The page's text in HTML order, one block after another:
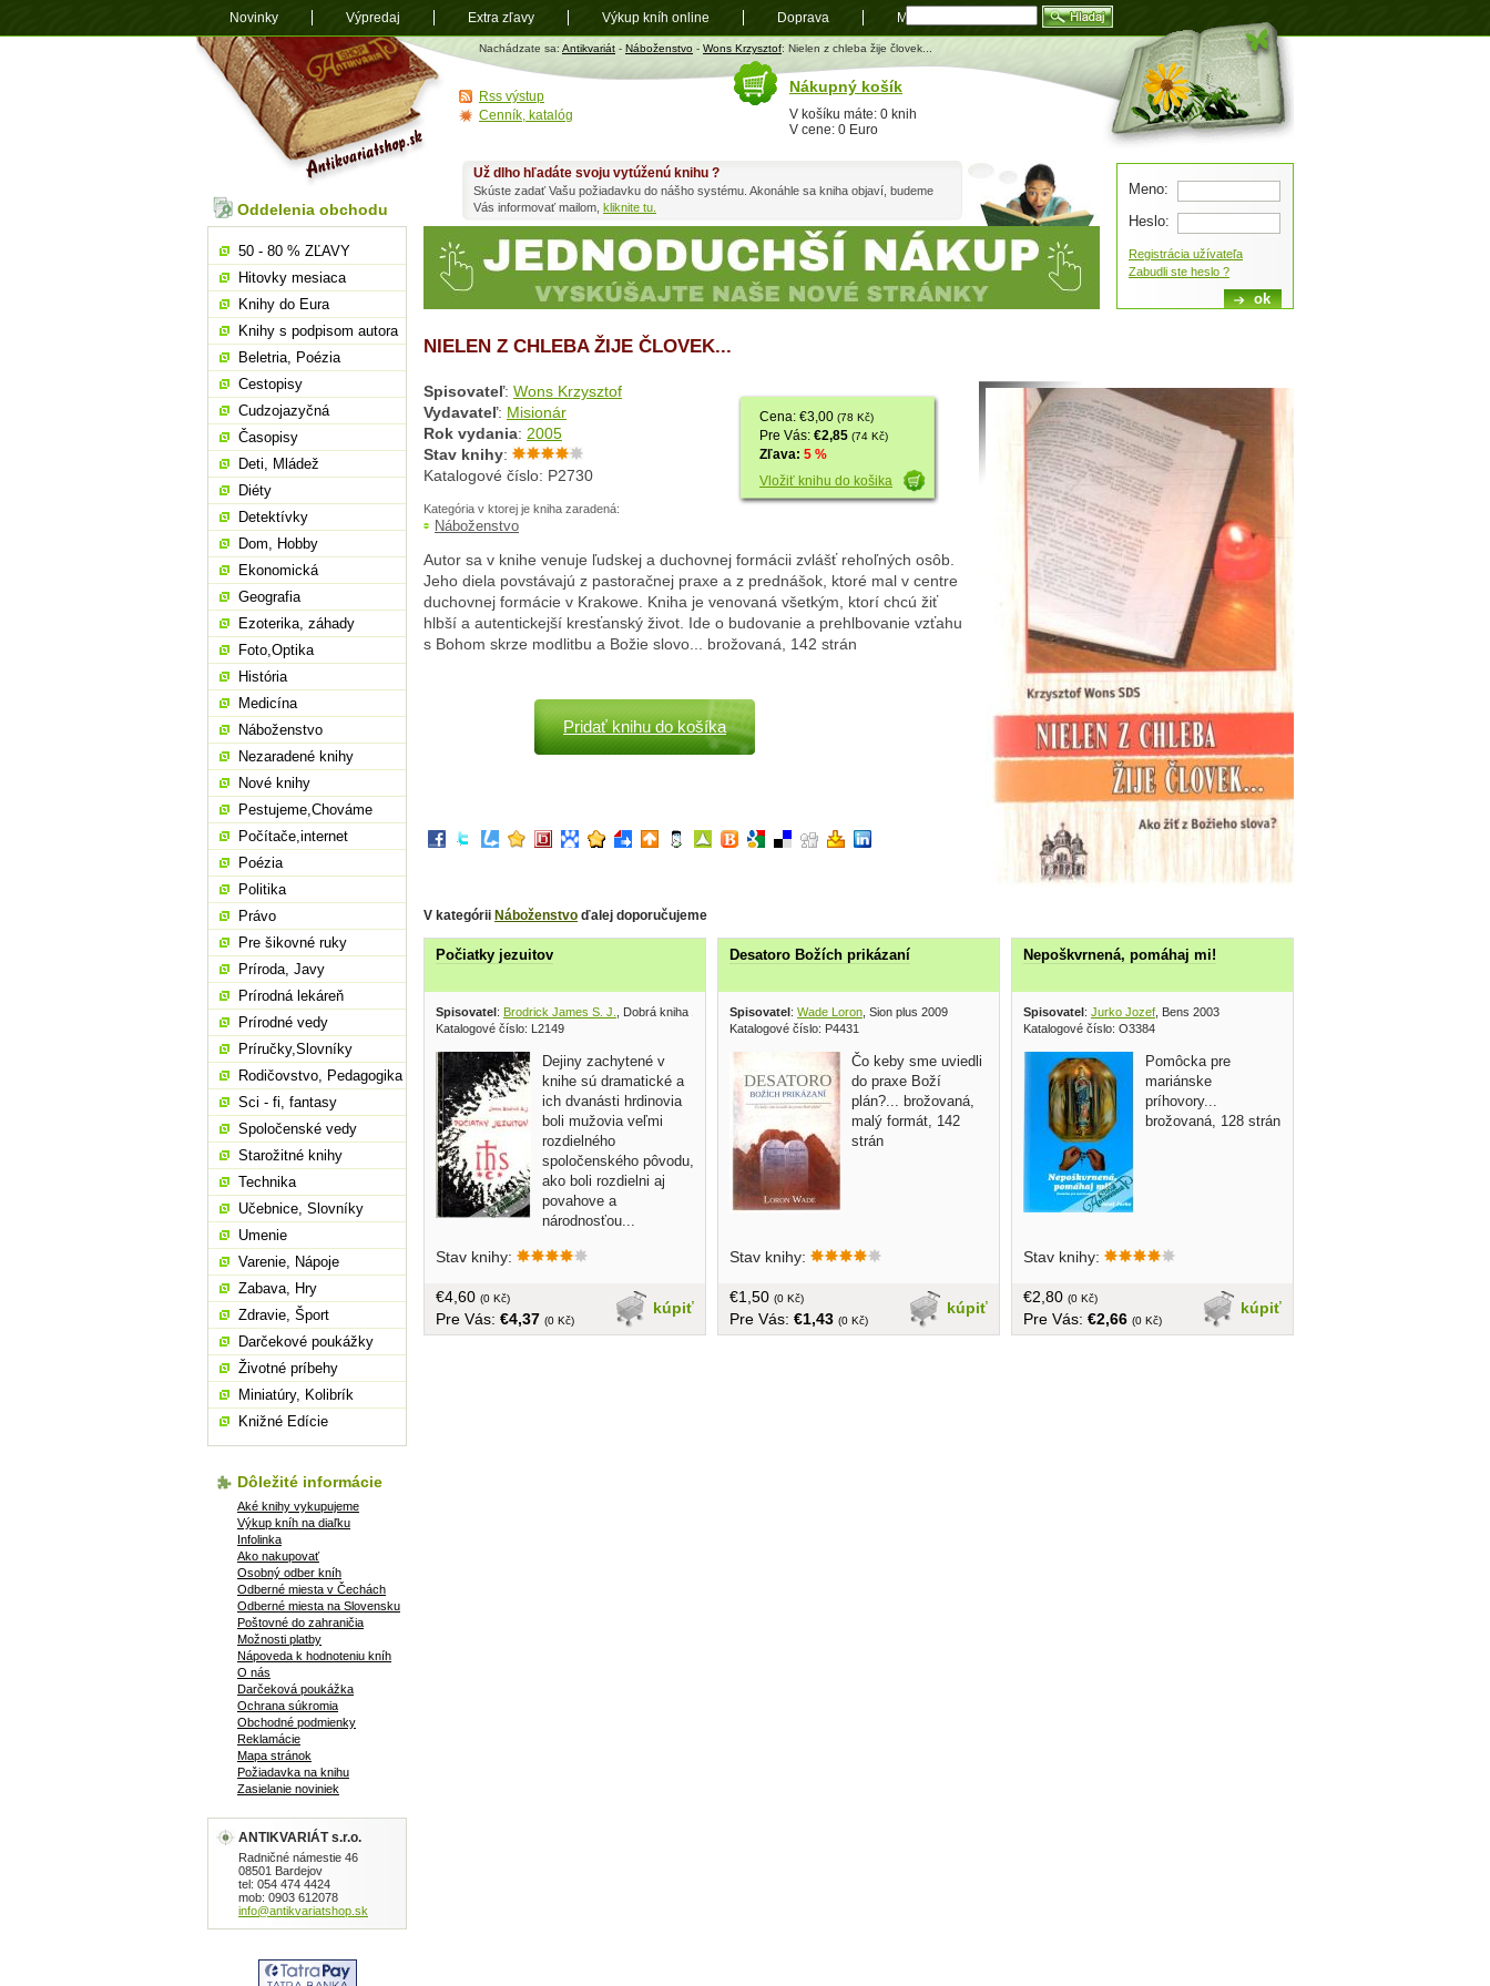
Antikvariát
shop.sk
Nachádzate sa: Antikvariát - Náboženstvo - Wons Krzysztof: Nielen z chleba žije človek...
NIELEN Z CHLEBA ŽIJE ČLOVEK...
Cena: €3,00 (78 Kč)
Pre Vás: €2,85 (74 Kč)
Zľava: 5 %
Vložiť knihu do košika
Spisovateľ: Wons Krzysztof
Vydavateľ: Misionár
Rok vydania: 2005
Stav knihy:
Katalogové číslo: P2730
Kategória v ktorej je kniha zaradená:
Náboženstvo
Autor sa v knihe venuje ľudskej a duchovnej formácii zvlášť rehoľných osôb.
Jeho diela povstávajú z pastoračnej praxe a z prednášok, ktoré mal v centre
duchovnej formácie v Krakowe. Kniha je venovaná všetkým, ktorí chcú žiť
hlbší a autentickejší kresťanský život. Ide o budovanie a prehlbovanie vzťahu
s Bohom skrze modlitbu a Božie slovo... brožovaná, 142 strán
Pridať knihu do košíka
V kategórii Náboženstvo ďalej doporučujeme
Počiatky jezuitov
Spisovatel: Brodrick James S. J.
, Dobrá kniha 1986
Katalogové číslo: L2149
Dejiny zachytené v
knihe sú dramatické a
ich dvanásti hrdinovia
boli mužovia veľmi
rozdielného
spoločenského pôvodu,
ako boli rozdielni aj
povahove a
národnosťou...
Stav knihy:
kúpiť
€4,60 (0 Kč)
Pre Vás: €4,37 (0 Kč)
Desatoro Božích prikázaní
Spisovatel: Wade Loron , Sion plus 2009
Katalogové číslo: P4431
Čo keby sme uviedli
do praxe Boží
plán?... brožovaná,
malý formát, 142
strán
Stav knihy:
kúpiť
€1,50 (0 Kč)
Pre Vás: €1,43 (0 Kč)
Nepoškvrnená, pomáhaj mi!
Spisovatel: Jurko Jozef , Bens 2003
Katalogové číslo: O3384
Pomôcka pre
mariánske
príhovory...
brožovaná, 128 strán
Stav knihy:
kúpiť
€2,80 (0 Kč)
Pre Vás: €2,66 (0 Kč)
Už dlho hľadáte svoju vytúženú knihu ?
Skúste zadať Vašu požiadavku do nášho systému. Akonáhle sa kniha objaví, budeme
Vás informovať mailom, kliknite tu.
Oddelenia obchodu
50 - 80 % ZĽAVY
Hitovky mesiaca
Knihy do Eura
Knihy s podpisom autora
Beletria, Poézia
Cestopisy
Cudzojazyčná
Časopisy
Deti, Mládež
Diéty
Detektívky
Dom, Hobby
Ekonomická
Geografia
Ezoterika, záhady
Foto,Optika
História
Medicína
Náboženstvo
Nezaradené knihy
Nové knihy
Pestujeme,Chováme
Počítače,internet
Poézia
Politika
Právo
Pre šikovné ruky
Príroda, Javy
Prírodná lekáreň
Prírodné vedy
Príručky,Slovníky
Rodičovstvo, Pedagogika
Sci - fi, fantasy
Spoločenské vedy
Starožitné knihy
Technika
Učebnice, Slovníky
Umenie
Varenie, Nápoje
Zabava, Hry
Zdravie, Šport
Darčekové poukážky
Životné príbehy
Miniatúry, Kolibrík
Knižné Edície
Dôležité informácie
Aké knihy vykupujeme
Výkup kníh na diaľku
Infolinka
Ako nakupovať
Osobný odber kníh
Odberné miesta v Čechách
Odberné miesta na Slovensku
Poštovné do zahraničia
Možnosti platby
Nápoveda k hodnoteniu kníh
O nás
Darčeková poukážka
Ochrana súkromia
Obchodné podmienky
Reklamácie
Mapa stránok
Požiadavka na knihu
Zasielanie noviniek
ANTIKVARIÁT s.r.o.
Radničné námestie 46
08501 Bardejov
tel: 054 474 4424
mob: 0903 612078
info@antikvariatshop.sk
Meno:
Heslo:
Registrácia užívateľa
Zabudli ste heslo ?
Nákupný košík
V košíku máte: 0 knih
V cene: 0 Euro
Rss výstup
Cenník, katalóg
Novinky Výpredaj Extra zľavy Výkup kníh online Doprava Mapa